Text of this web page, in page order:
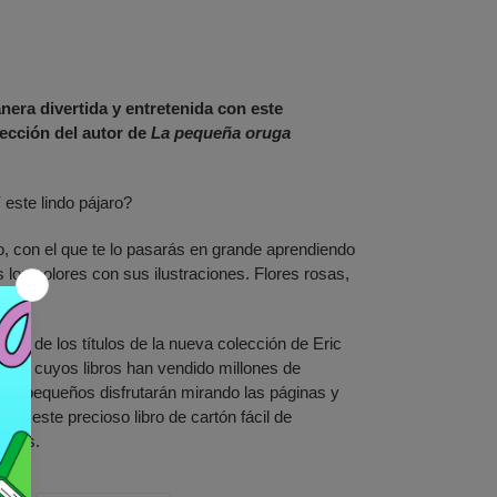
divertida y entretenida con este
del autor de La pequeña oruga
lindo pájaro?
con el que te lo pasarás en grande aprendiendo
los colores con sus ilustraciones. Flores rosas,
uno de los títulos de la nueva colección de Eric
cuyos libros han vendido millones de
pequeños disfrutarán mirando las páginas y
en este precioso libro de cartón fácil de